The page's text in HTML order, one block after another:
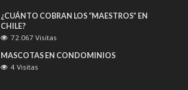
¿CUÁNTO COBRAN LOS “MAESTROS” EN
CHILE?
72.067 Visitas
MASCOTAS EN CONDOMINIOS
4 Visitas